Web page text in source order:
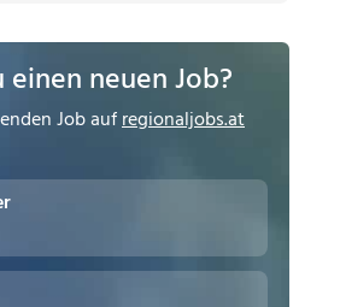
einen neuen Job?
Job aufregionaljobs.at